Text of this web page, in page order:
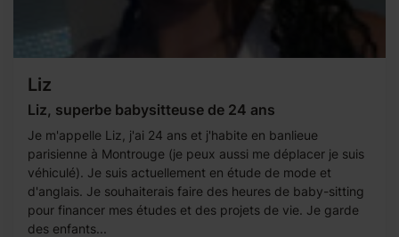
Liz
Liz, superbe babysitteuse de 24 ans
Je m'appelle Liz, j'ai 24 ans et j'habite en banlieue
parisienne à Montrouge (je peux aussi me déplacer je suis
véhiculé). Je suis actuellement en étude de mode et
d'anglais. Je souhaiterais faire des heures de baby-sitting
pour financer mes études et des projets de vie. Je garde
des enfants...